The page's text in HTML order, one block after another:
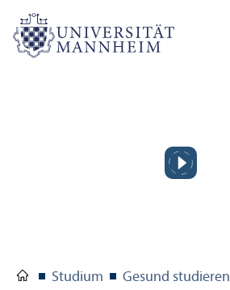
Studium Gesund studieren